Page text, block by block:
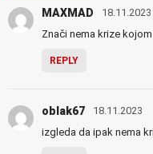
MAXMAD 18.11.2023
Znači nema krize
REPLY
oblak67 18.11.2023
izgleda da ipak nema